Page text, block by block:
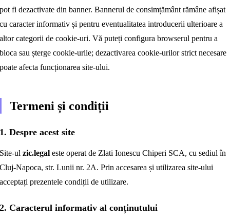
pot fi dezactivate din banner. Bannerul de consimțământ rămâne afișat
cu caracter informativ și pentru eventualitatea introducerii ulterioare a
altor categorii de cookie-uri. Vă puteți configura browserul pentru a
bloca sau șterge cookie-urile; dezactivarea cookie-urilor strict necesare
poate afecta funcționarea site-ului.
Termeni și condiții
1. Despre acest site
Site-ulzic.legal este operat de Zlati Ionescu Chiperi SCA, cu sediul în
Cluj-Napoca, str. Lunii nr. 2A. Prin accesarea și utilizarea site-ului
acceptați prezentele condiții de utilizare.
2. Caracterul informativ al conținutului